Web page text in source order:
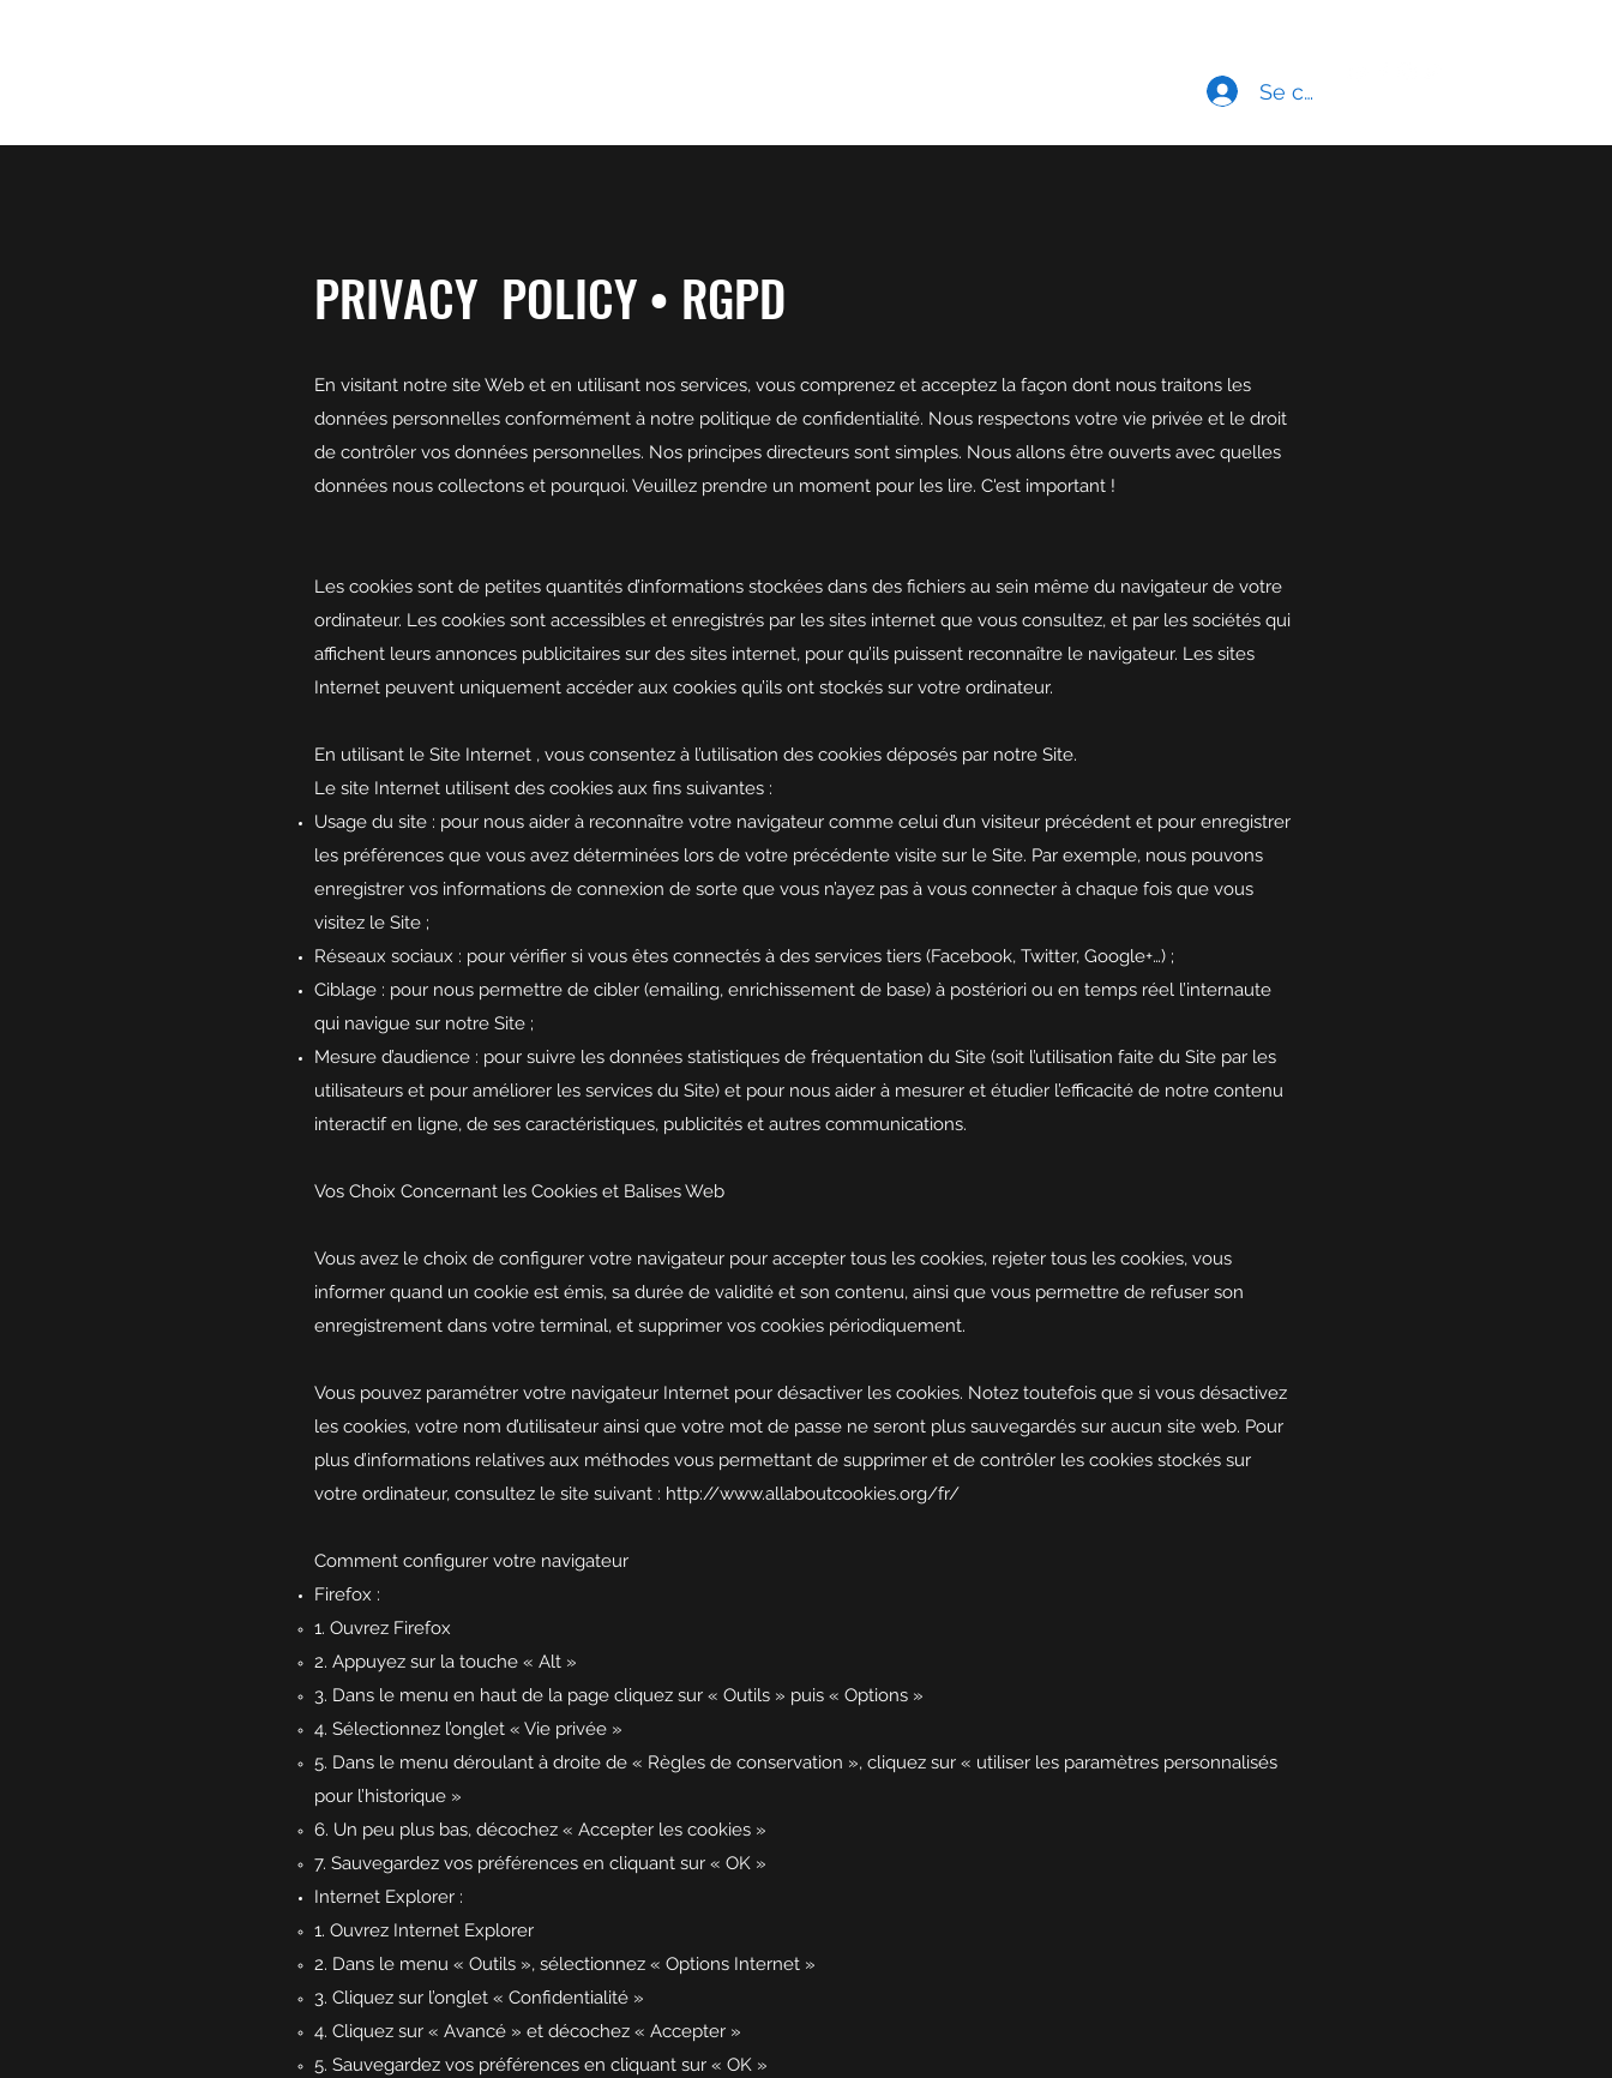
Accueil
Se connecter
PRIVACY POLICY • RGPD
En visitant notre site Web et en utilisant nos services, vous comprenez et acceptez la façon dont nous traitons les
données personnelles conformément à notre politique de confidentialité. Nous respectons votre vie privée et le droit
de contrôler vos données personnelles. Nos principes directeurs sont simples. Nous allons être ouverts avec quelles
données nous collectons et pourquoi. Veuillez prendre un moment pour les lire. C'est important !
Les cookies sont de petites quantités d’informations stockées dans des fichiers au sein même du navigateur de votre
ordinateur. Les cookies sont accessibles et enregistrés par les sites internet que vous consultez, et par les sociétés qui
affichent leurs annonces publicitaires sur des sites internet, pour qu’ils puissent reconnaître le navigateur. Les sites
Internet peuvent uniquement accéder aux cookies qu’ils ont stockés sur votre ordinateur.
En utilisant le Site Internet , vous consentez à l’utilisation des cookies déposés par notre Site.
Le site Internet utilisent des cookies aux fins suivantes :
Usage du site : pour nous aider à reconnaître votre navigateur comme celui d’un visiteur précédent et pour enregistrer
les préférences que vous avez déterminées lors de votre précédente visite sur le Site. Par exemple, nous pouvons
enregistrer vos informations de connexion de sorte que vous n’ayez pas à vous connecter à chaque fois que vous
visitez le Site ;
Réseaux sociaux : pour vérifier si vous êtes connectés à des services tiers (Facebook, Twitter, Google+…) ;
Ciblage : pour nous permettre de cibler (emailing, enrichissement de base) à postériori ou en temps réel l’internaute
qui navigue sur notre Site ;
Mesure d’audience : pour suivre les données statistiques de fréquentation du Site (soit l’utilisation faite du Site par les
utilisateurs et pour améliorer les services du Site) et pour nous aider à mesurer et étudier l’efficacité de notre contenu
interactif en ligne, de ses caractéristiques, publicités et autres communications.
Vos Choix Concernant les Cookies et Balises Web
Vous avez le choix de configurer votre navigateur pour accepter tous les cookies, rejeter tous les cookies, vous
informer quand un cookie est émis, sa durée de validité et son contenu, ainsi que vous permettre de refuser son
enregistrement dans votre terminal, et supprimer vos cookies périodiquement.
Vous pouvez paramétrer votre navigateur Internet pour désactiver les cookies. Notez toutefois que si vous désactivez
les cookies, votre nom d’utilisateur ainsi que votre mot de passe ne seront plus sauvegardés sur aucun site web. Pour
plus d’informations relatives aux méthodes vous permettant de supprimer et de contrôler les cookies stockés sur
votre ordinateur, consultez le site suivant : http://www.allaboutcookies.org/fr/
Comment configurer votre navigateur
Firefox :
1. Ouvrez Firefox
2. Appuyez sur la touche « Alt »
3. Dans le menu en haut de la page cliquez sur « Outils » puis « Options »
4. Sélectionnez l’onglet « Vie privée »
5. Dans le menu déroulant à droite de « Règles de conservation », cliquez sur « utiliser les paramètres personnalisés
pour l’historique »
6. Un peu plus bas, décochez « Accepter les cookies »
7. Sauvegardez vos préférences en cliquant sur « OK »
Internet Explorer :
1. Ouvrez Internet Explorer
2. Dans le menu « Outils », sélectionnez « Options Internet »
3. Cliquez sur l’onglet « Confidentialité »
4. Cliquez sur « Avancé » et décochez « Accepter »
5. Sauvegardez vos préférences en cliquant sur « OK »